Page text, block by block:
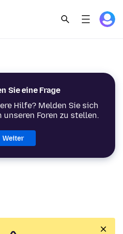
Sie eine Frage
Hilfe? Melden Sie sich
unseren Foren zu stellen.
Weiter